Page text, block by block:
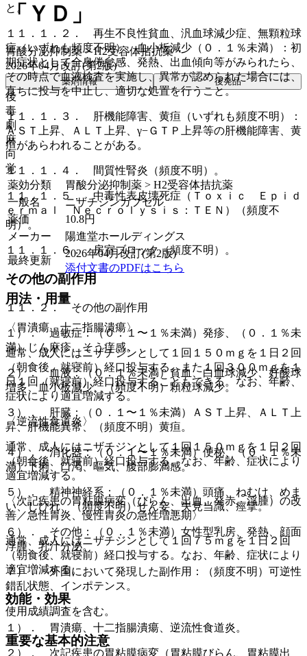
と。
１１．１．２． 再生不良性貧血、汎血球減少症、無顆粒球
症（いずれも頻度不明）、血小板減少（０．１％未満）：初
期症状として全身倦怠感、発熱、出血傾向等がみられたら、
その時点で血液検査を実施し、異常が認められた場合には、
直ちに投与を中止し、適切な処置を行うこと。
１１．１．３． 肝機能障害、黄疸（いずれも頻度不明）：
ＡＳＴ上昇、ＡＬＴ上昇、γ−ＧＴＰ上昇等の肝機能障害、黄
疸があらわれることがある。
１１．１．４． 間質性腎炎（頻度不明）。
１１．１．５． 中毒性表皮壊死症（Ｔｏｘｉｃ Ｅｐｉｄ
ｅｒｍａｌ Ｎｅｃｒｏｌｙｓｉｓ：ＴＥＮ）（頻度不
明）。
１１．１．６． 房室ブロック（頻度不明）。
その他の副作用
１１．２． その他の副作用
１）． 過敏症：（０．１〜１％未満）発疹、（０．１％未
満）じん麻疹、そう痒感。
２）． 血液：（０．１％未満）貧血、白血球減少、好酸球
増多、血小板減少、（頻度不明）顆粒球減少。
３）． 肝臓：（０．１〜１％未満）ＡＳＴ上昇、ＡＬＴ上
昇、肝機能異常、（頻度不明）黄疸。
４）． 消化器：（０．１〜１％未満）便秘、（０．１％未
満）下痢、口渇、嘔気、腹部膨満感。
５）． 精神神経系：（０．１％未満）頭痛、ねむけ、めま
い、しびれ、（頻度不明）せん妄、失見当識、痙攣。
６）． その他：（０．１％未満）女性型乳房、発熱、顔面
浮腫、乳汁分泌。
７）． 外国において発現した副作用：（頻度不明）可逆性
錯乱状態、インポテンス。
使用成績調査を含む。
重要な基本的注意
「ＹＤ」
胃酸分泌抑制薬 > H2受容体拮抗薬
2026年04月改訂(第2版)
薬剤情報 後発品
後
毒
劇
麻
向
覚
薬効分類
胃酸分泌抑制薬 > H2受容体拮抗薬
一般名
ニザチジンカプセル
薬価
10.8円
メーカー
陽進堂ホールディングス
最終更新
2026年04月改訂(第2版)
添付文書のPDFはこちら
用法・用量
〈胃潰瘍、十二指腸潰瘍〉
通常、成人にはニザチジンとして１回１５０ｍｇを１日２回
（朝食後、就寝前）経口投与する。また１回３００ｍｇを１
日１回（就寝前）経口投与することもできる。なお、年齢、
症状により適宜増減する。
〈逆流性食道炎〉
通常、成人にはニザチジンとして１回１５０ｍｇを１日２回
（朝食後、就寝前）経口投与する。なお、年齢、症状により
適宜増減する。
〈次記疾患の胃粘膜病変（びらん、出血、発赤、浮腫）の改
善／急性胃炎、慢性胃炎の急性増悪期〉
通常、成人にはニザチジンとして１回７５ｍｇを１日２回
（朝食後、就寝前）経口投与する。なお、年齢、症状により
適宜増減する。
効能・効果
１）． 胃潰瘍、十二指腸潰瘍、逆流性食道炎。
２）． 次記疾患の胃粘膜病変（胃粘膜びらん、胃粘膜出